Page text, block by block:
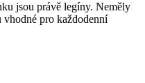
jsou právě legíny. Neměly
vhodné pro každodenní